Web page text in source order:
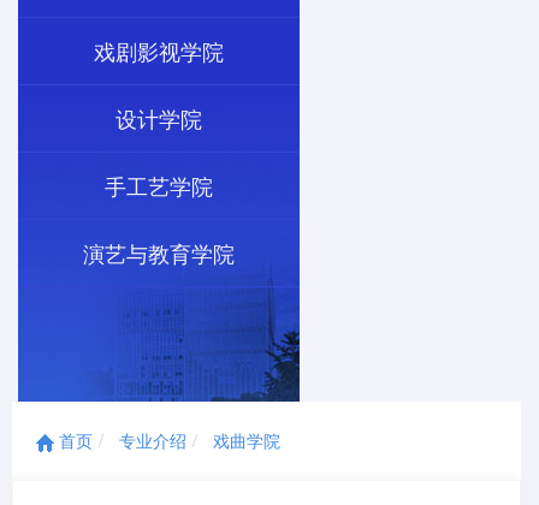
戏剧影视学院
设计学院
手工艺学院
演艺与教育学院
首页 专业介绍 戏曲学院